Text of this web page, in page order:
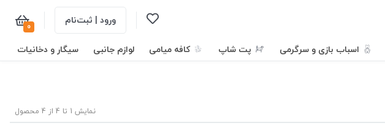
ورود | ثبت‌نام 0
اسباب بازی و سرگرمی پت شاپ کافه میامی لوازم جانبی سیگار و دخانیات
نمایش 1 تا 4 از 4 محصول